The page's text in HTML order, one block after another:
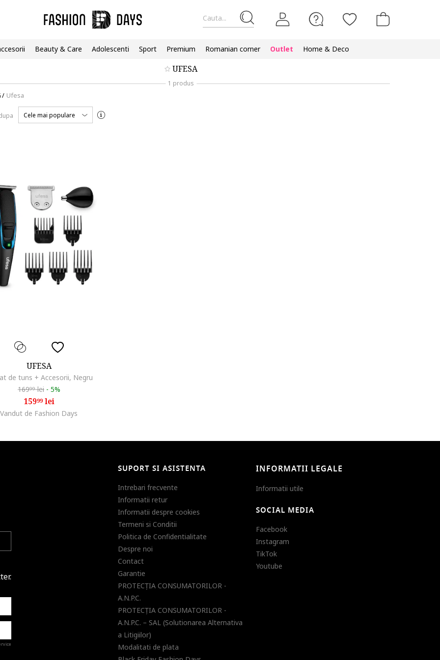
Cauta...
Beauty & Care Adolescenti Sport Premium Romanian corner Outlet Home & Deco
UFESA
1 produs
/ Ufesa
Cele mai populare
UFESA
de tuns + Accesorii, Negru
16999lei - 5%
15999lei
Vandut de Fashion Days
SUPORT SI ASISTENTA
Intrebari frecvente
Informatii retur
Informatii despre cookies
Termeni si Conditii
Politica de Confidentialitate
Despre noi
Contact
Garantie
PROTECŢIA CONSUMATORILOR -
A.N.P.C.
PROTECŢIA CONSUMATORILOR -
A.N.P.C. – SAL (Solutionarea Alternativa
a Litigiilor)
Modalitati de plata
INFORMATII LEGALE
Informatii utile
SOCIAL MEDIA
Facebook
Instagram
TikTok
Youtube